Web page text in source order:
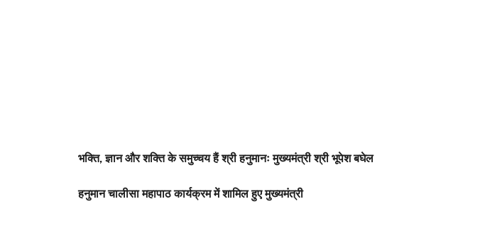
भक्ति, ज्ञान और शक्ति के समुच्चय हैं श्री हनुमानः मुख्यमंत्री श्री भूपेश बघेल
हनुमान चालीसा महापाठ कार्यक्रम में शामिल हुए मुख्यमंत्री